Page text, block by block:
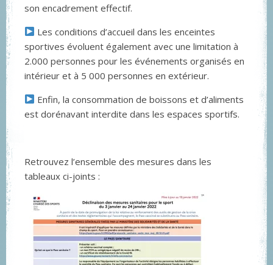
son encadrement effectif.
Les conditions d’accueil dans les enceintes
sportives évoluent également avec une limitation à
2.000 personnes pour les événements organisés en
intérieur et à 5 000 personnes en extérieur.
Enfin, la consommation de boissons et d’aliments
est dorénavant interdite dans les espaces sportifs.
Retrouvez l’ensemble des mesures dans les
tableaux ci-joints :